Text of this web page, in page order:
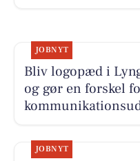
JOBNYT
Bliv logopæd i
og gør en forskel
JOBNYT